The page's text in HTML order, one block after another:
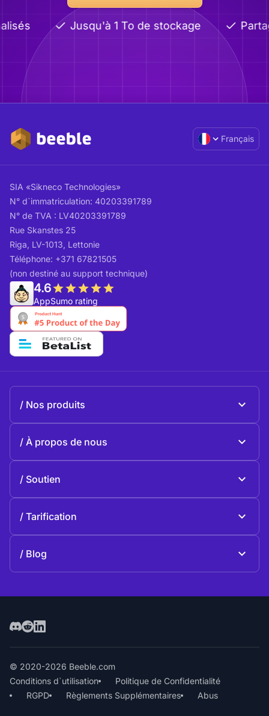
Jusqu'à 1 To de stockage
Français
SIA «Sikneco Technologies»
N° d`immatriculation: 40203391789
N° de TVA : LV40203391789
Rue Skanstes 25
Riga, LV-1013, Lettonie
Téléphone: +371 67821505
(non destiné au support technique)
4.6
AppSumo rating
Nos produits
À propos de nous
Histoire
Soutien
Contactez-nous
Tarification
Blog
© 2020-2026 Beeble.com
Conditions d`utilisation
Politique de Confidentialité
RGPD
Règlements Supplémentaires Abus